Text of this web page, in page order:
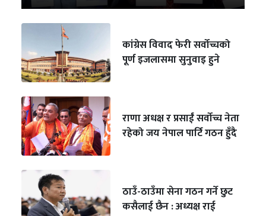
कांग्रेस विवाद फेरी सर्वोच्चको
पूर्ण इजलासमा सुनुवाइ हुने
राणा अधक्ष र प्रसाईं सर्वोच्च नेता
रहेको जय नेपाल पार्टि गठन हुँदै
ठाउँ-ठाउँमा सेना गठन गर्ने छुट
कसैलाई छैन : अध्यक्ष राई